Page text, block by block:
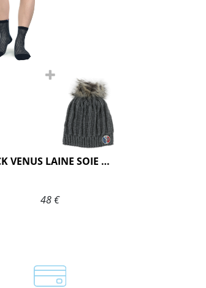
PACK VENUS LAINE SOIE MARINE
48 €